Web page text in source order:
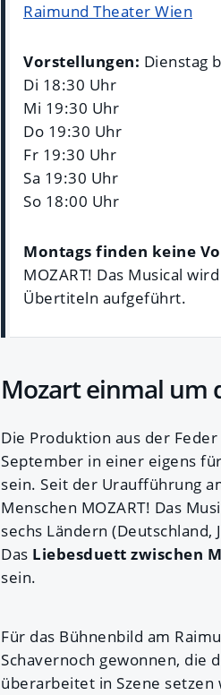
Raimund Theater Wien
Vorstellungen: Dienstag
Di 18:30 Uhr
Mi 19:30 Uhr
Do 19:30 Uhr
Fr 19:30 Uhr
Sa 19:30 Uhr
So 18:00 Uhr
Montags finden keine
MOZART! Das Musical
Übertiteln aufgeführt.
Mozart einmal um
Die Produktion aus der
September in einer eigens
sein. Seit der Uraufführung
Menschen MOZART! Das
sechs Ländern (Deutschland,
Das Liebesduett zwischen
sein.
Für das Bühnenbild am
Schavernoch gewonnen, die
überarbeitet in Szene setzen